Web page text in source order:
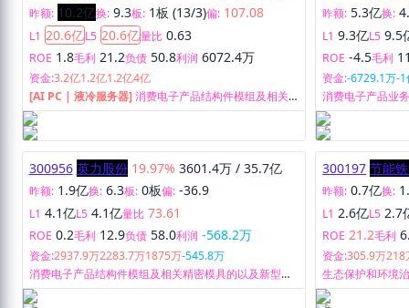
昨额: 10.2亿换: 9.3板: 1板 (13/3)偏: 107.08
L1 20.6亿L5 20.6亿量比 0.63
ROE 1.8毛利 21.2负债 50.8利润 6072.4万
资金:3.2亿1.2亿1.2亿4亿
[AI PC | 液冷服务器]消费电子产品结构件模组及相关
精密模具的研发、设计、生产和销售。
昨额: 5.3亿换:
L1 9.3亿L5 9.5
ROE -4.5毛利
资金:-6729.1万-1
消费电子产品业
300956 英力股份 19.97% 3601.4万 / 35.7亿
昨额: 1.9亿换: 6.3板: 0板偏: -36.9
L1 4.1亿L5 4.1亿量比 73.61
ROE 0.2毛利 12.9负债 58.0利润 -568.2万
资金:2937.9万2283.7万1875万-545.8万
消费电子产品结构件模组及相关精密模具的以及新型太
阳能电池、高新光伏组件的研发、生产、销售。
300197 节能
昨额: 0.7亿换:
L1 2.6亿L5 2.7
ROE 21.2毛利
资金:305.9万218
生态保护和环境
保、生态景观、